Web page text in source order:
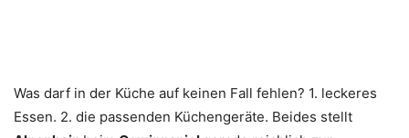
Was darf in der Küche auf keinen Fall fehlen? 1. leckeres
Essen. 2. die passenden Küchengeräte. Beides stellt